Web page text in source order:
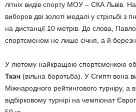
літніх видів спорту МОУ – СКА Львів. На
виборов дві золоті медалі у стрільбі з
на дистанції 10 метрів. До слова,
спортсменом не лише січня, а й
У лютому найкращою спортсменкою
Ткач (вільна боротьба). У Єгипті вона
Міжнародного рейтингового турніру, а
відбірковому турнірі на чемпіонат